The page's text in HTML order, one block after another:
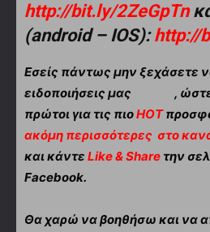
http://bit.ly/2ZeGpTn
(android – IOS):http://
Εσείς πάντως μην ξεχάσετε
ειδοποιήσεις μας
,
πρώτοι για τις πιοHOT
ακόμη περισσότερες στο
και κάντε Like & Share την
Facebook.
Θα χαρώ να βοηθήσω και να